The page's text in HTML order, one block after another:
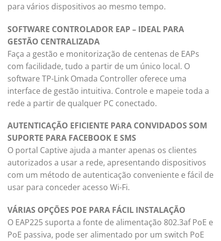
para vários dispositivos ao mesmo tempo.
SOFTWARE CONTROLADOR EAP – IDEAL PARA
GESTÃO CENTRALIZADA
Faça a gestão e monitorização de centenas de EAPs
com facilidade, tudo a partir de um único local. O
software TP-Link Omada Controller oferece uma
interface de gestão intuitiva. Controle e mapeie toda a
rede a partir de qualquer PC conectado.
AUTENTICAÇÃO EFICIENTE PARA CONVIDADOS SOM
SUPORTE PARA FACEBOOK E SMS
O portal Captive ajuda a manter apenas os clientes
autorizados a usar a rede, apresentando dispositivos
com um método de autenticação conveniente e fácil de
usar para conceder acesso Wi-Fi.
VÁRIAS OPÇÕES POE PARA FÁCIL INSTALAÇÃO
O EAP225 suporta a fonte de alimentação 802.3af PoE e
PoE passiva, pode ser alimentado por um switch PoE